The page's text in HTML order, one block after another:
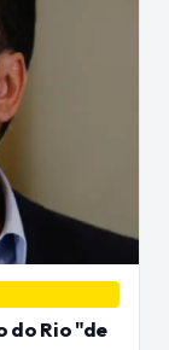
do Rio "de